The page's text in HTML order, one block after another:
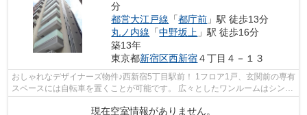
分
都営大江戸線 「都庁前 」駅 徒歩13分
丸ノ内線 「中野坂上 」駅 徒歩16分
築13年
東京都新宿区西新宿４丁目４－１３
おしゃれなデザイナーズ物件♪西新宿5丁目駅前！ 1フロア1戸、玄関前の専有
スペースには自転車を置くことが可能です。 広々としたワンルームはシング
現在空室情報がありません。